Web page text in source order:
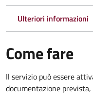
Ulteriori informazioni
Come fare
Il servizio può essere
documentazione